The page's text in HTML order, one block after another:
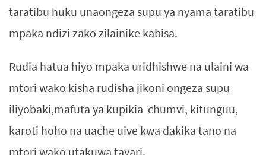
taratibu huku unaongeza supu ya nyama taratibu
mpaka ndizi zako zilainike kabisa.
Rudia hatua hiyo mpaka uridhishwe na ulaini wa
mtori wako kisha rudisha jikoni ongeza supu
iliyobaki,mafuta ya kupikia chumvi, kitunguu,
karoti hoho na uache uive kwa dakika tano na
mtori wako utakuwa tayari.